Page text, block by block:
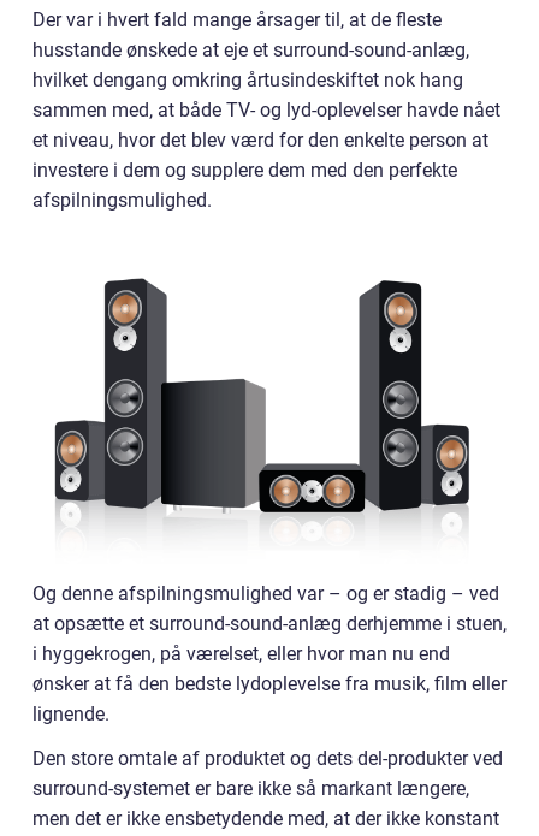
Der var i hvert fald mange årsager til, at de fleste
husstande ønskede at eje et surround-sound-anlæg,
hvilket dengang omkring årtusindeskiftet nok hang
sammen med, at både TV- og lyd-oplevelser havde nået
et niveau, hvor det blev værd for den enkelte person at
investere i dem og supplere dem med den perfekte
afspilningsmulighed.
Og denne afspilningsmulighed var – og er stadig – ved
at opsætte et surround-sound-anlæg derhjemme i stuen,
i hyggekrogen, på værelset, eller hvor man nu end
ønsker at få den bedste lydoplevelse fra musik, film eller
lignende.
Den store omtale af produktet og dets del-produkter ved
surround-systemet er bare ikke så markant længere,
men det er ikke ensbetydende med, at der ikke konstant